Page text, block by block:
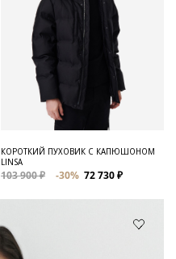
КОРОТКИЙ ПУХОВИК С КАПЮШОНОМ
LINSA
103 900 ₽ -30% 72 730 ₽